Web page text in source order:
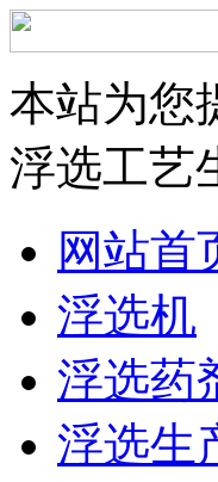
本站为您
浮选工艺
网站首
浮选机
浮选药
浮选生